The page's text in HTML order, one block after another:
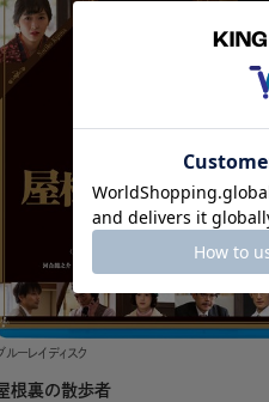
ルーレイディスク
根裏の散歩者